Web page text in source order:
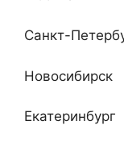
и огню
Санкт-
Новосибирск
Екатеринбург